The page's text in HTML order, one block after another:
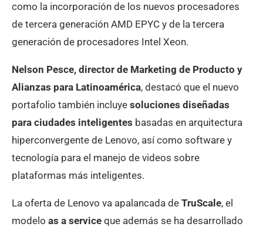
como la incorporación de los nuevos procesadores
de tercera generación AMD EPYC y de la tercera
generación de procesadores Intel Xeon.
Nelson Pesce, director de Marketing de Producto y
Alianzas para Latinoamérica, destacó que el nuevo
portafolio también incluye soluciones diseñadas
para ciudades inteligentes basadas en arquitectura
hiperconvergente de Lenovo, así como software y
tecnología para el manejo de videos sobre
plataformas más inteligentes.
La oferta de Lenovo va apalancada de TruScale, el
modelo as a service que además se ha desarrollado